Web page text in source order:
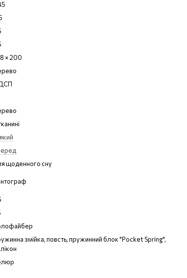
× 200
щоденного сну
змійка, повсть, пружинний блок "Pocket Spring",